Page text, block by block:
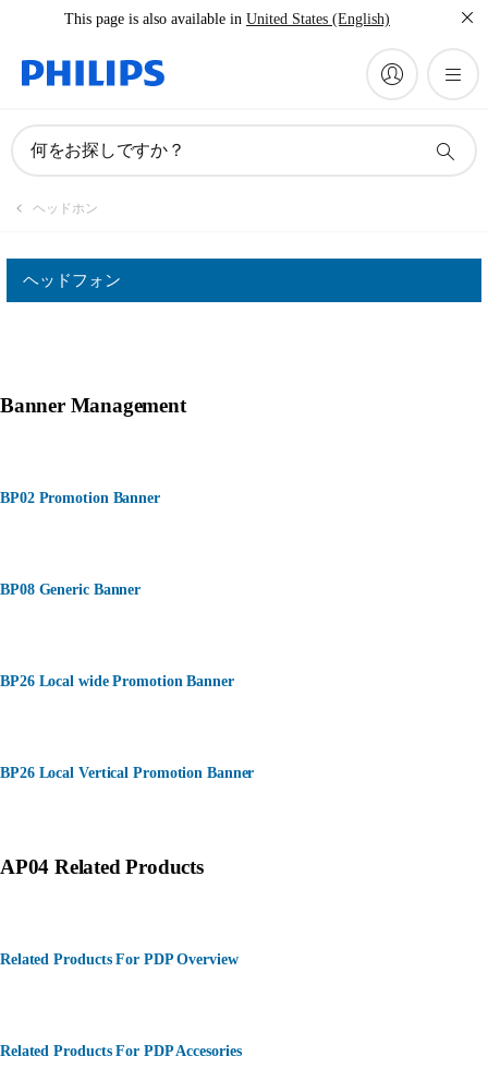
This page is also available in United States (English)
何をお探しですか？
ヘッドホン
ヘッドフォン
Banner Management
BP02 Promotion Banner
BP08 Generic Banner
BP26 Local wide Promotion Banner
BP26 Local Vertical Promotion Banner
AP04 Related Products
Related Products For PDP Overview
Related Products For PDP Accesories